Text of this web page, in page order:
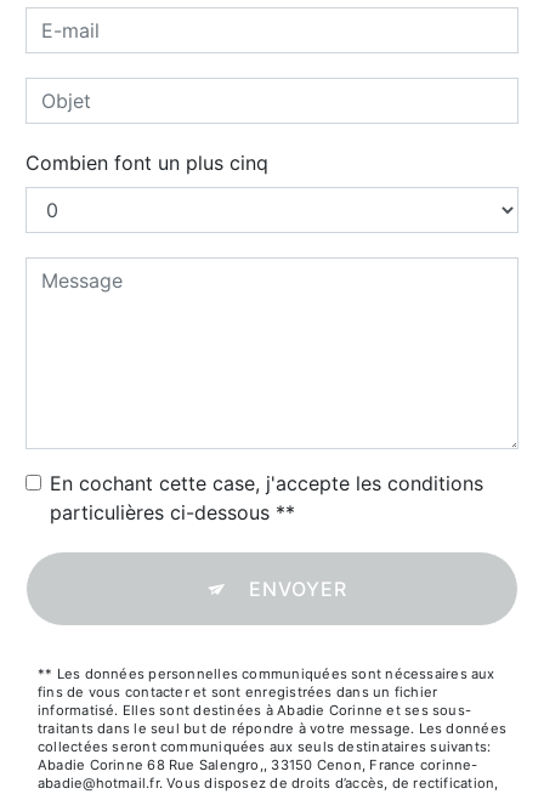
Combien font un plus cinq
En cochant cette case, j'accepte les conditions
particulières ci-dessous **
ENVOYER
** Les données personnelles communiquées sont nécessaires aux
fins de vous contacter et sont enregistrées dans un fichier
informatisé. Elles sont destinées à Abadie Corinne et ses sous-
traitants dans le seul but de répondre à votre message. Les données
collectées seront communiquées aux seuls destinataires suivants:
Abadie Corinne 68 Rue Salengro,, 33150 Cenon, France corinne-
abadie@hotmail.fr. Vous disposez de droits d’accès, de rectification,